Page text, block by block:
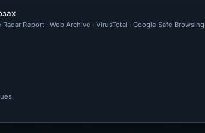
Radar Report · Web Archive · VirusTotal · Google Safe